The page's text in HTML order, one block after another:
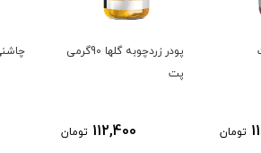
تومان
پودر زردچوبه گلها 90گرمی
پت
112,400 تومان